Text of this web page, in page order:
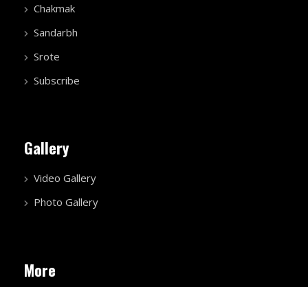
Chakmak
Sandarbh
Srote
Subscribe
Gallery
Video Gallery
Photo Gallery
More